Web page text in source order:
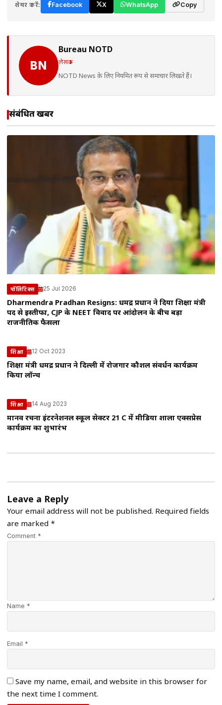
शेयर करें: Facebook X WhatsApp Copy
BN
Bureau NOTD
लेखक
NOTD News के लिए नियमित रूप से समाचार लिखते हैं।
संबंधित खबरें
पॉलिटिक्स 25 Jul 2026
Dharmendra Pradhan Resigns: धर्मेंद्र प्रधान ने दिया शिक्षा मंत्री
पद से इस्तीफा, CJP के NEET विवाद पर आंदोलन के बीच बड़ा
राजनीतिक फैसला
शिक्षा 12 Oct 2023
शिक्षा मंत्री धर्मेंद्र प्रधान ने दिल्ली में रोजगार कौशल संवर्धन कार्यक्रम
किया लॉन्च
शिक्षा 14 Aug 2023
मानव रचना इंटरनेशनल स्कूल सेक्टर 21 C में मीडिया शाला एक्सप्रेस
कार्यक्रम का शुभारंभ
Leave a Reply
Your email address will not be published. Required fields
are marked *
Comment *
Name *
Email *
Save my name, email, and website in this browser for
the next time I comment.